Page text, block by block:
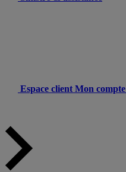
Espace client Mon compte